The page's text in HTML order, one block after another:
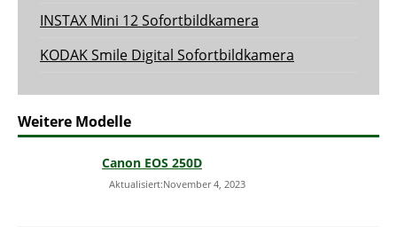
INSTAX Mini 12 Sofortbildkamera
KODAK Smile Digital Sofortbildkamera
Weitere Modelle
Canon EOS 250D
Aktualisiert:November 4, 2023